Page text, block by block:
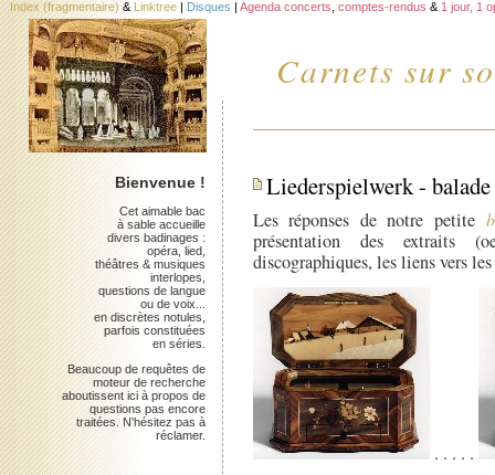
Carnets sur
Index (fragmentaire) & Linktree | Disques | Agenda concerts comptes-rendus & 1 jour, 1
Liederspielwerk -
Les réponses de notre petite
présentation des extraits
discographiques, les liens vers
. . . . .
Bienvenue !
Cet aimable bac
à sable accueille
divers badinages :
opéra, lied,
théâtres & musiques
interlopes,
questions de langue
ou de voix...
en discrètes notules,
parfois constituées
en séries.
Beaucoup de requêtes de
moteur de recherche
aboutissent ici à propos de
questions pas encore
traitées. N'hésitez pas à
réclamer.